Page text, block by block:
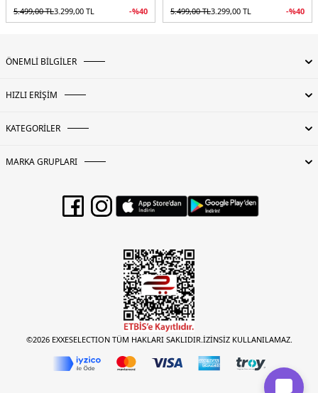
5.499,00TL3.299,00 TL -%40
5.499,00TL3.299,00 TL -%40
ÖNEMLİ BİLGİLER
HIZLI ERİŞİM
KATEGORİLER
MARKA GRUPLARI
©2026 EXXESELECTION TÜM HAKLARI SAKLIDIR.İZİNSİZ KULLANILAMAZ.